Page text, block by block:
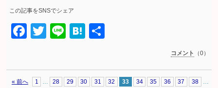
この記事をSNSでシェア
Facebook
Twitter
LineHatena
コメント （0）
« 前へ 1 … 28 29 30 31 32 33 34 35 36 37 38 …